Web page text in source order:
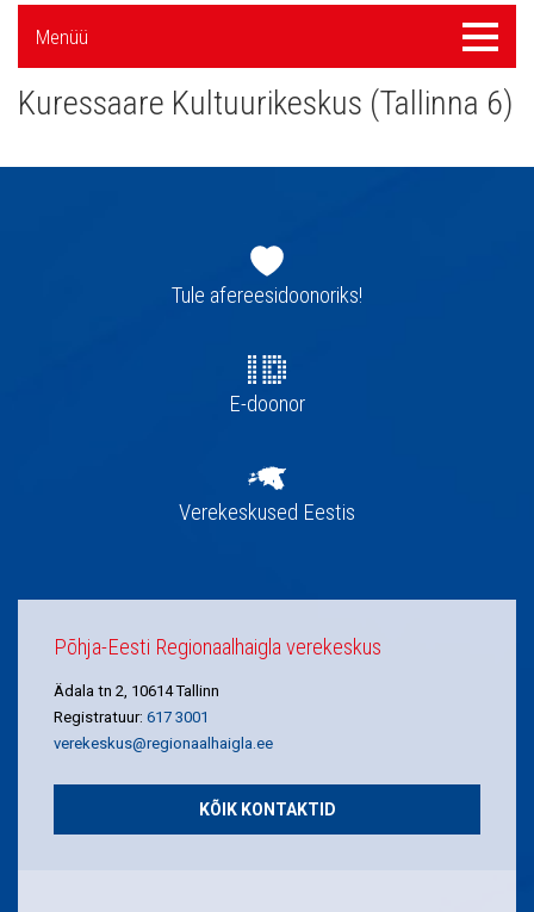
Külgpaani
navigatsioon
Menüü
Menüü
Kuressaare Kultuurikeskus (Tallinna 6)
navigatsioonTule afereesidoonoriks!
E-doonor
Verekeskused Eestis
Põhja-Eesti Regionaalhaigla verekeskus
Ädala tn 2, 10614 Tallinn
Registratuur: 617 3001
verekeskus@regionaalhaigla.ee
KÕIK KONTAKTID